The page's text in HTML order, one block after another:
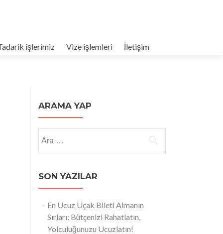
işlerimiz Vize işlemleri İletişim
ARAMA YAP
SON YAZILAR
En Ucuz Uçak Bileti Almanın
Sırları: Bütçenizi Rahatlatın,
Yolculuğunuzu Ucuzlatın!